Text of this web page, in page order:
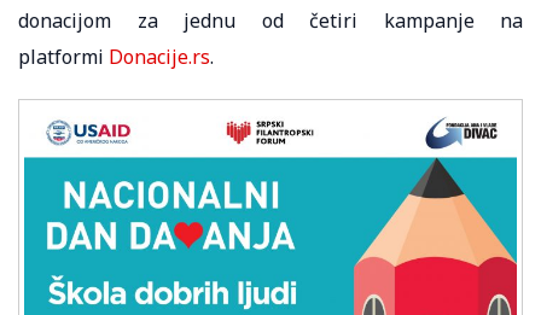
donacijom za jednu od četiri kampanje na
platformi Donacije.rs.